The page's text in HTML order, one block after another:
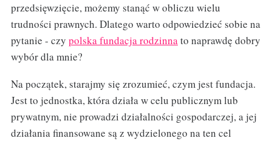
przedsięwzięcie, możemy stanąć w obliczu wielu
trudności prawnych. Dlatego warto odpowiedzieć sobie na
pytanie - czy polska fundacja rodzinnato naprawdę dobry
wybór dla mnie?
Na początek, starajmy się zrozumieć, czym jest fundacja.
Jest to jednostka, która działa w celu publicznym lub
prywatnym, nie prowadzi działalności gospodarczej, a jej
działania finansowane są z wydzielonego na ten cel